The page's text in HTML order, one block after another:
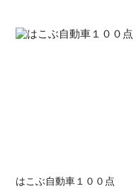
はこぶ自動車１００点